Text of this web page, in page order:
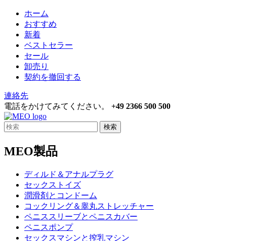
ホーム
おすすめ
新着
ベストセラー
セール
卸売り
契約を撤回する
連絡先
電話をかけてみてください。 +49 2366 500 500
検索
MEO製品
ディルド＆アナルプラグ
セックストイズ
潤滑剤とコンドーム
コックリング＆睾丸ストレッチャー
ペニススリーブとペニスカバー
ペニスポンプ
セックスマシンと搾乳マシン